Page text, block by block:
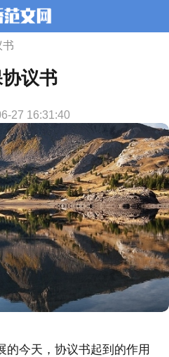
书
议书
27 16:31:40
的今天，协议书起到的作用